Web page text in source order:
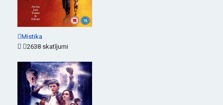
Mistika
2638 skatījumi